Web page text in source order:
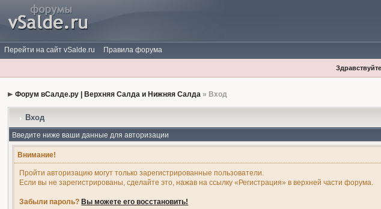
Перейти на сайт vSalde.ru Правила форума
Форум вСалде.ру | Верхняя Салда и Нижняя Салда » Вход
Вход
Введите ниже ваши данные для авторизации
Внимание!
Пройти авторизацию могут только зарегистрированные пользователи.
Если вы не зарегистрированы, сделайте это, нажав на ссылку «Регистрация» в верхней части форума.
Забыли пароль? Вы можете его восстановить!